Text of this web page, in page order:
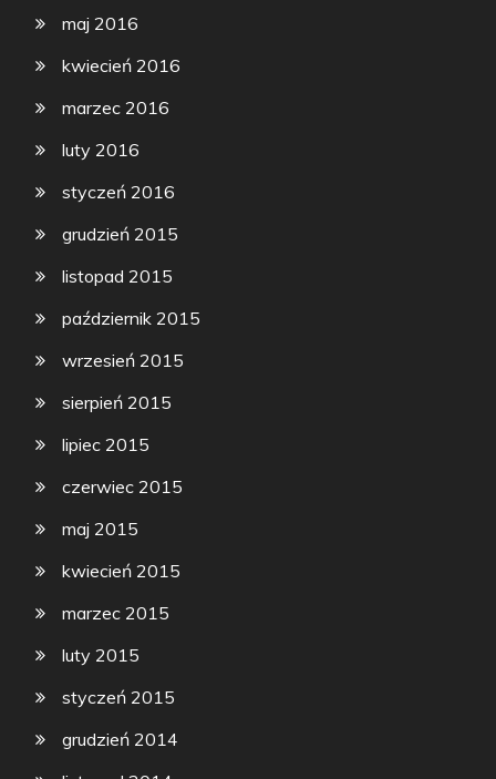
maj 2016
kwiecień 2016
marzec 2016
luty 2016
styczeń 2016
grudzień 2015
listopad 2015
październik 2015
wrzesień 2015
sierpień 2015
lipiec 2015
czerwiec 2015
maj 2015
kwiecień 2015
marzec 2015
luty 2015
styczeń 2015
grudzień 2014